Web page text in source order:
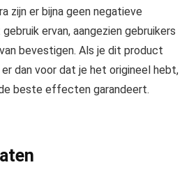
zijn er bijna geen negatieve
ervan, aangezien gebruikers
bevestigen. Als je dit product
dan voor dat je het origineel hebt,
beste effecten garandeert.